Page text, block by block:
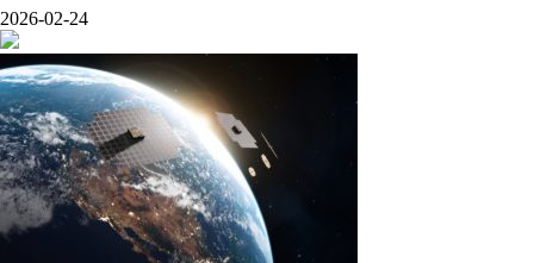
2026-02-24